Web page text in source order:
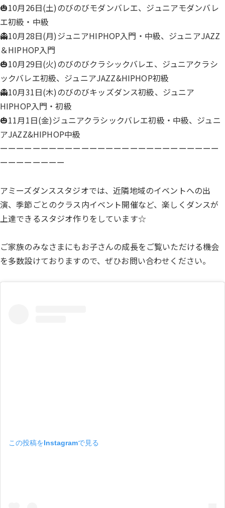
🎃10月26日(土)のびのびモダンバレエ、ジュニアモダンバレ
エ初級・中級
👻10月28日(月)ジュニアHIPHOP入門・中級、ジュニアJAZZ
＆HIPHOP入門
🎃10月29日(火)のびのびクラシックバレエ、ジュニアクラシ
ックバレエ初級、ジュニアJAZZ&HIPHOP初級
👻10月31日(木)のびのびキッズダンス初級、ジュニア
HIPHOP入門・初級
🎃11月1日(金)ジュニアクラシックバレエ初級・中級、ジュニ
アJAZZ&HIPHOP中級
ーーーーーーーーーーーーーーーーーーーーーーーーーーー
ーーーーーーーー
アミーズダンススタジオでは、近隣地域のイベントへの出
演、季節ごとのクラス内イベント開催など、楽しくダンスが
上達できるスタジオ作りをしています☆
ご家族のみなさまにもお子さんの成長をご覧いただける機会
を多数設けておりますので、ぜひお問い合わせください。
この投稿をInstagramで見る